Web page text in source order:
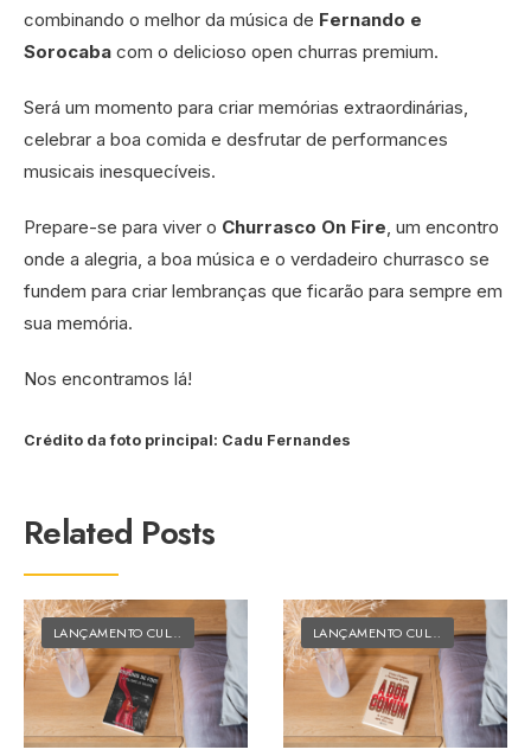
combinando o melhor da música de Fernando e
Sorocaba com o delicioso open churras premium.
Será um momento para criar memórias extraordinárias,
celebrar a boa comida e desfrutar de performances
musicais inesquecíveis.
Prepare-se para viver o Churrasco On Fire , um encontro
onde a alegria, a boa música e o verdadeiro churrasco se
fundem para criar lembranças que ficarão para sempre em
sua memória.
Nos encontramos lá!
Crédito da foto principal: Cadu Fernandes
Related Posts
LANÇAMENTO CULTURAL •MATÉRIAS DO FOLK LANÇAMENTO CULTURAL •